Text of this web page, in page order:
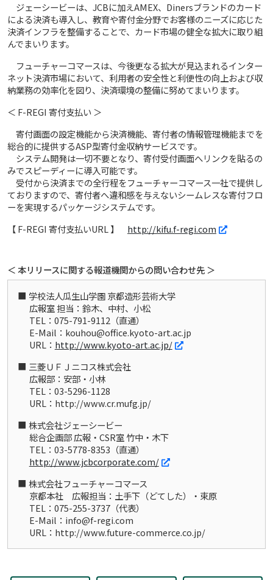
ジェーシービーは、JCBに加えAMEX、Dinersブランドのカード
による決済も導入し、教育や寄付金分野でお客様のニーズに応じた
決済インフラを整備することで、カード市場の健全な拡大に取り組
んでまいります。
フューチャーコマースは、今後更なる拡大が見込まれるインター
ネット決済市場において、利用者の安全性と利便性の向上および収
納業務の効率化を図り、決済環境の整備に努めてまいります。
＜ F-REGI 寄付支払い ＞
寄付画面の設定機能から決済機能、寄付者の情報管理機能までを
総合的に提供するASP型寄付金収納サービスです。
システム開発は一切不要となり、寄付受付画面へリンクを貼るの
みでスピーディーに導入可能です。
受付から決済までの全行程をフューチャーコマース一社で提供し
ておりますので、寄付者へ違和感を与えないシームレスな寄付フロ
ーを実現するパッケージシステムです。
【 F-REGI 寄付支払いURL 】 http://kifu.f-regi.com
＜ 本リリースに関する報道機関からの問い合わせ先 ＞
学校法人瓜生山学園 京都造形芸術大学
広報室 担当：鈴木、中村、小松
TEL：075-791-9112（直通）
E-Mail：kouhou@office.kyoto-art.ac.jp
URL： http://www.kyoto-art.ac.jp/
三菱ＵＦＪニコス株式会社
広報部：安部・小林
TEL：03-5296-1128
URL：http://www.cr.mufg.jp/
株式会社ジェーシービー
総合企画部 広報・CSR室 竹中・木下
TEL：03-5778-8353（直通）
http://www.jcbcorporate.com/
株式会社フューチャーコマース
京都本社 広報担当：土手下（どてした）・束原
TEL：075-255-3737（代表）
E-Mail：info@f-regi.com
URL：http://www.future-commerce.co.jp/